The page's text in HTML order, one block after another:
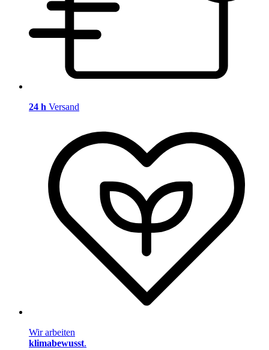
24 h Versand
Wir arbeiten
klimabewusst.